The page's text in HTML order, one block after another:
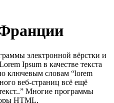
электронной вёрстки и
Ipsum в качестве текста
ключевым словам “lorem
веб-страниц всё ещё
Многие программы
HTML.